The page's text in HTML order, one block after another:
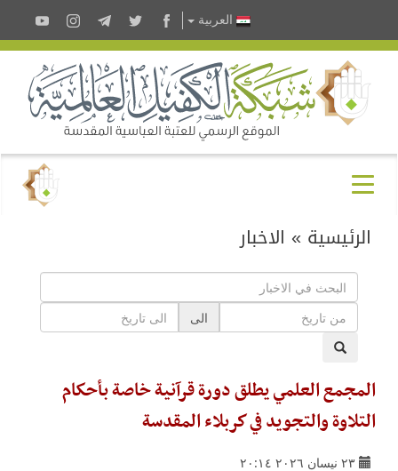
العربية
الرئيسية » الاخبار
الى
المجمع العلمي يطلق دورة قرآنية خاصة بأحكام
التلاوة والتجويد في كربلاء المقدسة
٢٣ نيسان ٢٠٢٦ ٢٠:١٤